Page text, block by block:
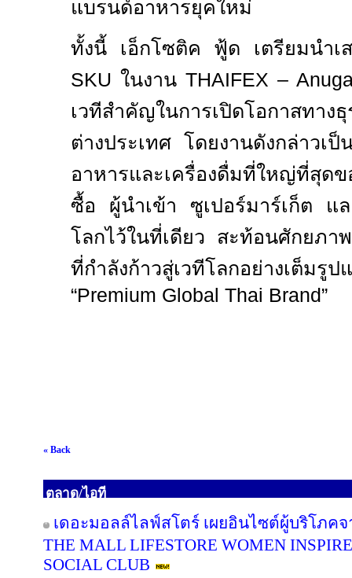
แบรนด์อาหารยุคใหม่
ทั้งนี้ เอ็กโซติค ฟู้ด เตรียมนำ
SKUในงานTHAIFEX –
เวทีสำคัญในการเปิดโอกาสทาง
ต่างประเทศ โดยงานดังกล่าวเ
อาหารและเครื่องดื่มที่ใหญ่ที่สุด
ซื้อ ผู้นำเข้า ซูเปอร์มาร์เก็ต แ
โลกไว้ในที่เดียว สะท้อนศักยภา
ที่กำลังก้าวสู่เวทีโลกอย่างเ
“Premium Global Thai Brand”
« Back
ตลาด/ไอที
เดอะมอลล์ไลฟ์สโตร์ เผยอินไซต์ผู้บริโภค
THE MALL LIFESTORE WOMEN
SOCIAL CLUB